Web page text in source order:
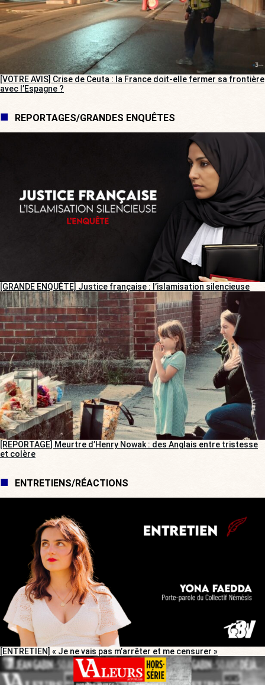
[VOTRE AVIS] Crise de Ceuta : la France doit-elle fermer sa frontière
avec l’Espagne ?
REPORTAGES/GRANDES ENQUÊTES
[GRANDE ENQUÊTE] Justice française : l’islamisation silencieuse
[REPORTAGE] Meurtre d’Henry Nowak : des Anglais entre tristesse
et colère
ENTRETIENS/RÉACTIONS
[ENTRETIEN] « Je ne vais pas m’arrêter et me censurer »